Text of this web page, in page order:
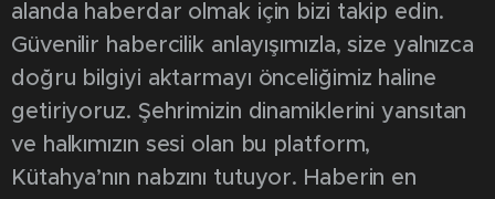
alanda haberdar olmak için bizi takip edin.
Güvenilir habercilik anlayışımızla, size yalnızca
doğru bilgiyi aktarmayı önceliğimiz haline
getiriyoruz. Şehrimizin dinamiklerini yansıtan
ve halkımızın sesi olan bu platform,
Kütahya’nın nabzını tutuyor. Haberin en